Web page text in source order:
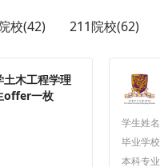
校(42) 211院校(62)
土木工程学理
offer一枚
学生姓名
毕业学校
本科专业